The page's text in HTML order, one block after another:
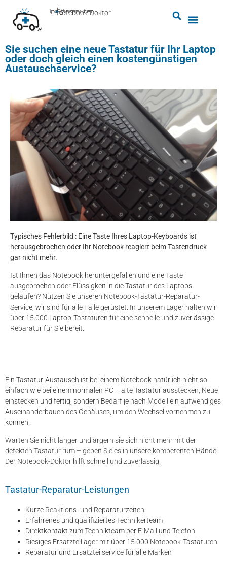
Notebook-Doktor
by
■
ipc-computer
Sie suchen eine neue Tastatur für Ihr Laptop
oder doch gleich einen kostengünstigen
Austauschservice?
Typisches Fehlerbild : Eine Taste Ihres Laptop-Keyboards ist
herausgebrochen oder Ihr Notebook reagiert beim Tastendruck
gar nicht mehr.
Ist Ihnen das Notebook heruntergefallen und eine Taste
ausgebrochen oder Flüssigkeit in die Tastatur des Laptops
gelaufen? Nutzen Sie unseren Notebook-Tastatur-Reparatur-
Service, wir sind für alle Fälle gerüstet. In unserem Lager halten wir
über 15.000 Laptop-Tastaturen für eine schnelle und zuverlässige
Reparatur für Sie bereit.
Ein Tastatur-Austausch ist bei einem Notebook natürlich nicht so
einfach wie bei einem normalen PC – alte Tastatur ausstecken, Neue
einstecken und fertig, sondern Bedarf je nach Modell ein aufwendiges
Auseinanderbauen des Gehäuses, um den Wechsel vornehmen zu
können.
Warten Sie nicht länger und ärgern sie sich nicht mehr mit der
defekten Tastatur rum – geben Sie es in unsere kompetenten Hände.
Der Notebook-Doktor hilft schnell und zuverlässig.
Tastatur-Reparatur-Leistungen
Kurze Reaktions- und Reparaturzeiten
Erfahrenes und qualifiziertes Technikerteam
Direktkontakt zum Technikteam per E-Mail und Telefon
Riesiges Ersatzteillager mit über 15.000 Notebook-Tastaturen
Reparatur und Ersatzteilservice für alle Marken